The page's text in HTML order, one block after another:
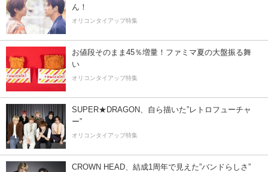
ん！
オリコンタイアップ特集
お値段そのまま45％増量！ファミマ夏の大盤振る舞
い
オリコンタイアップ特集
SUPER★DRAGON、自ら描いた”レトロフューチャ
ー”
オリコンタイアップ特集
CROWN HEAD、結成1周年で見えた”バンドらしさ”